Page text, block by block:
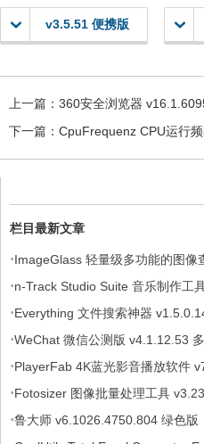
v3.5.51 便携版
上一篇： 360安全浏览器
下一篇： CpuFrequenz CPU运行
栏目最新文章
·ImageGlass 轻量级多功能的图像
·n-Track Studio Suite 音乐制作工
·Everything 文件搜索神器
·WeChat 微信公测版 v4.1.12.53
·PlayerFab 4K蓝光影音播放软件
·Fotosizer 图像批量处理工具
·鲁大师 v6.1026.4750.804 绿色版